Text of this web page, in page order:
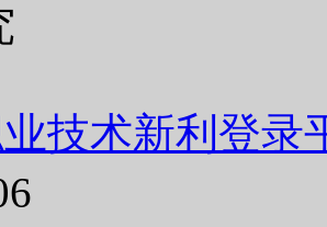
技术新利登录